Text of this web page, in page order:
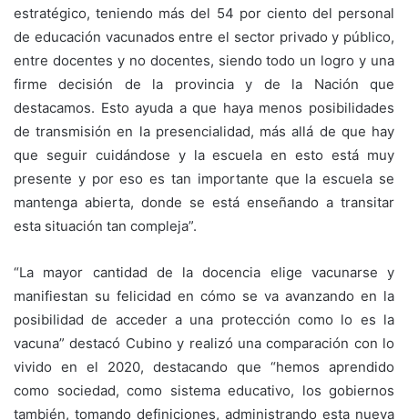
estratégico, teniendo más del 54 por ciento del personal
de educación vacunados entre el sector privado y público,
entre docentes y no docentes, siendo todo un logro y una
firme decisión de la provincia y de la Nación que
destacamos. Esto ayuda a que haya menos posibilidades
de transmisión en la presencialidad, más allá de que hay
que seguir cuidándose y la escuela en esto está muy
presente y por eso es tan importante que la escuela se
mantenga abierta, donde se está enseñando a transitar
esta situación tan compleja”.
“La mayor cantidad de la docencia elige vacunarse y
manifiestan su felicidad en cómo se va avanzando en la
posibilidad de acceder a una protección como lo es la
vacuna” destacó Cubino y realizó una comparación con lo
vivido en el 2020, destacando que “hemos aprendido
como sociedad, como sistema educativo, los gobiernos
también, tomando definiciones, administrando esta nueva